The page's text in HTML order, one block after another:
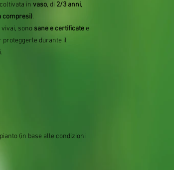
in vaso, di 2/3 anni,
compresi).
sono sane e certificate e
proteggerle durante il
(in base alle condizioni